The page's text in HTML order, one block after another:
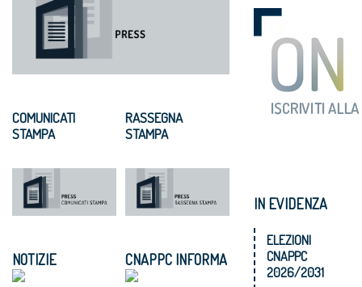
COMUNICATI
STAMPA
RASSEGNA
STAMPA
NOTIZIE CNAPPC INFORMA
IN EVIDENZA
ELEZIONI
CNAPPC
2026/2031